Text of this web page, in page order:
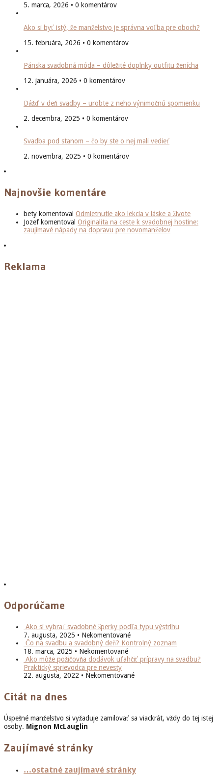
5. marca, 2026 • 0 komentárov
Ako si byť istý, že manželstvo je správna voľba pre oboch?
15. februára, 2026 • 0 komentárov
Pánska svadobná móda – dôležité doplnky outfitu ženícha
12. januára, 2026 • 0 komentárov
Dážď v deň svadby – urobte z neho výnimočnú spomienku
2. decembra, 2025 • 0 komentárov
Svadba pod stanom – čo by ste o nej mali vedieť
2. novembra, 2025 • 0 komentárov
Najnovšie komentáre
bety komentoval Odmietnutie ako lekcia v láske a živote
Jozefkomentoval Originalita na ceste k svadobnej hostine:
zaujímavé nápady na dopravu pre novomanželov
Reklama
Odporúčame
Ako si vybrať svadobné šperky podľa typu výstrihu
7. augusta, 2025 • Nekomentované
Čo na svadbu a svadobný deň? Kontrolný zoznam
18. marca, 2025 • Nekomentované
Ako môže požičovňa dodávok uľahčiť prípravy na svadbu?
Praktický sprievodca pre nevesty
22. augusta, 2022 • Nekomentované
Citát na dnes
Úspešné manželstvo si vyžaduje zamilovať sa viackrát, vždy do tej istej
osoby. Mignon McLauglin
Zaujímavé stránky
…ostatné zaujímavé stránky